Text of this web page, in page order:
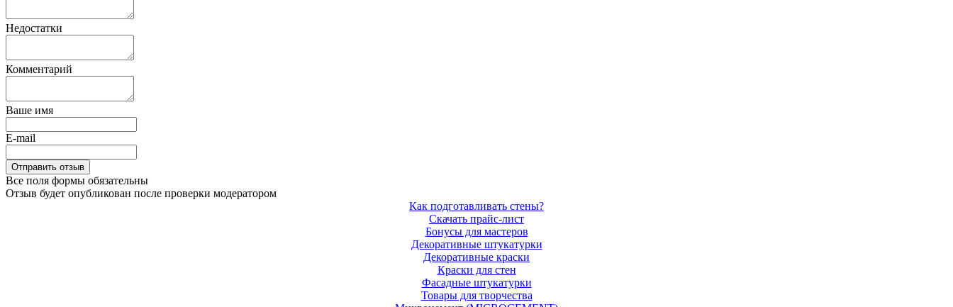
Недостатки
Комментарий
Ваше имя
E-mail
Все поля формы обязательны
Отзыв будет опубликован после проверки модератором
Как подготавливать стены?
Скачать прайс-лист
Бонусы для мастеров
Декоративные штукатурки
Декоративные краски
Краски для стен
Фасадные штукатурки
Товары для творчества